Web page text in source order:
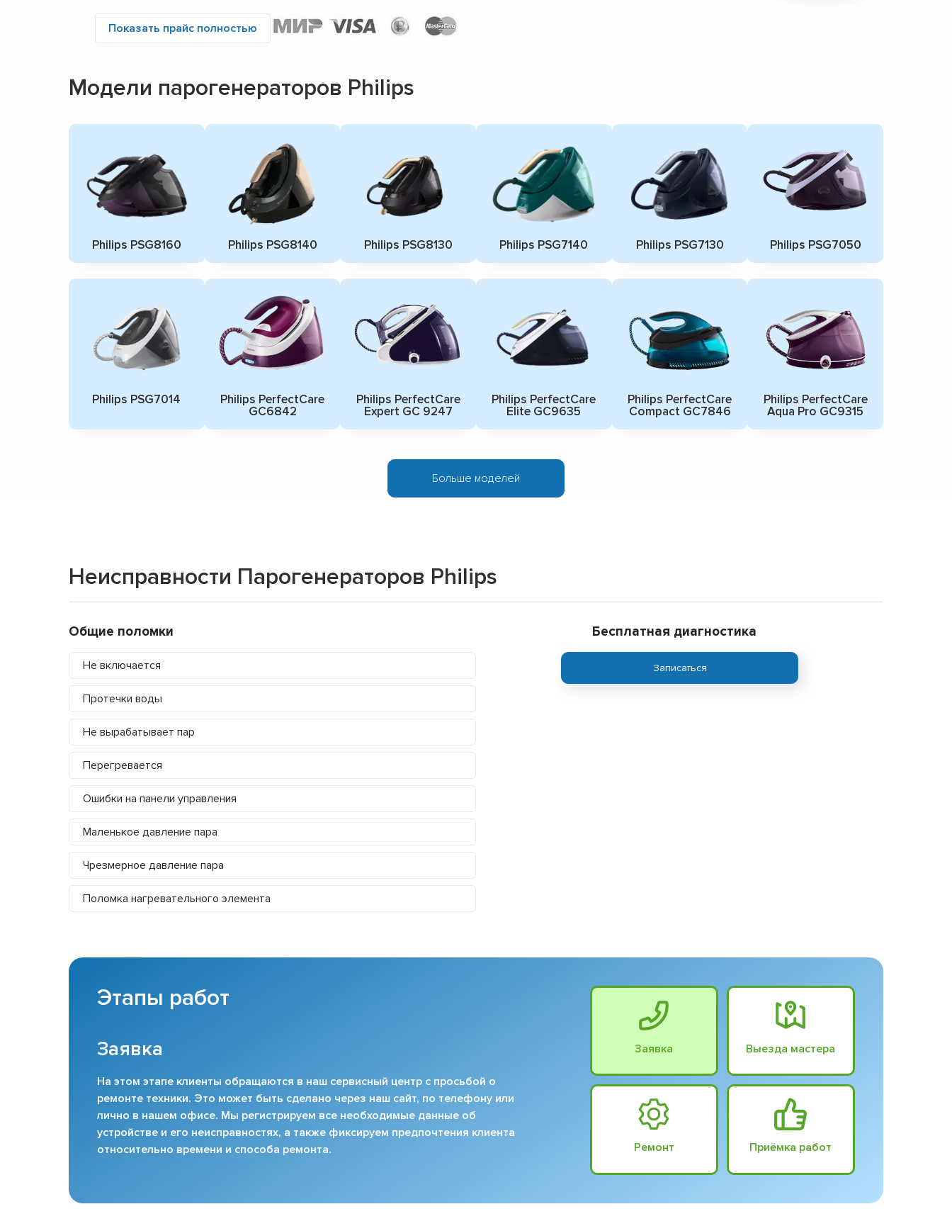
Показать прайс полностью
Модели парогенераторов Philips
Philips PSG8160 Philips PSG8140 Philips PSG8130 Philips PSG7140 Philips PSG7130 Philips PSG7050
Philips PSG7014
Philips PerfectCare
GC6842
Philips PerfectCare
Expert GC 9247
Philips PerfectCare
Elite GC9635
Philips PerfectCare
Compact GC7846
Philips PerfectCare
Aqua Pro GC9315
Больше моделей
Неисправности Парогенераторов Philips
Общие поломки
Не включается
Протечки воды
Не вырабатывает пар
Перегревается
Ошибки на панели управления
Маленькое давление пара
Чрезмерное давление пара
Поломка нагревательного элемента
Бесплатная диагностика
Записаться
Этапы работ
Заявка
На этом этапе клиенты обращаются в наш сервисный центр с просьбой о
ремонте техники. Это может быть сделано через наш сайт, по телефону или
лично в нашем офисе. Мы регистрируем все необходимые данные об
устройстве и его неисправностях, а также фиксируем предпочтения клиента
относительно времени и способа ремонта.
Заявка Выезда мастера
Ремонт Приёмка работ